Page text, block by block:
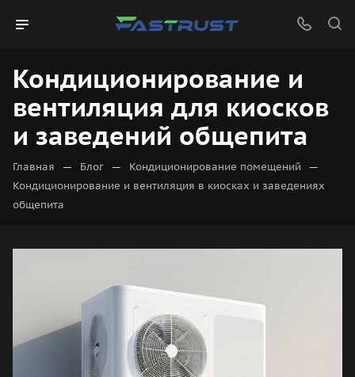
Кондиционирование и
вентиляция для киосков
и заведений общепита
Главная — Блог — Кондиционирование помещений —
Кондиционирование и вентиляция в киосках и заведениях
общепита